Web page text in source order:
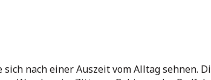
nach einer Auszeit vom Alltag sehnen.